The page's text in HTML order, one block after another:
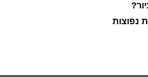
נפוצות